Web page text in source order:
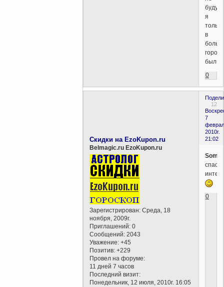
буду,
я
только
в
был...
0
12
7
2010г.
21:02
Скидки на EzoKupon.ru
Belmagic.ru EzoKupon.ru
Зарегистрирован: Среда, 18
ноября, 2009г.
Приглашений: 0
Сообщений: 2043
Уважение: +45
Позитив: +229
Провел на форуме:
11 дней 7 часов
Последний визит:
Понедельник, 12 июля, 2010г. 16:05
0